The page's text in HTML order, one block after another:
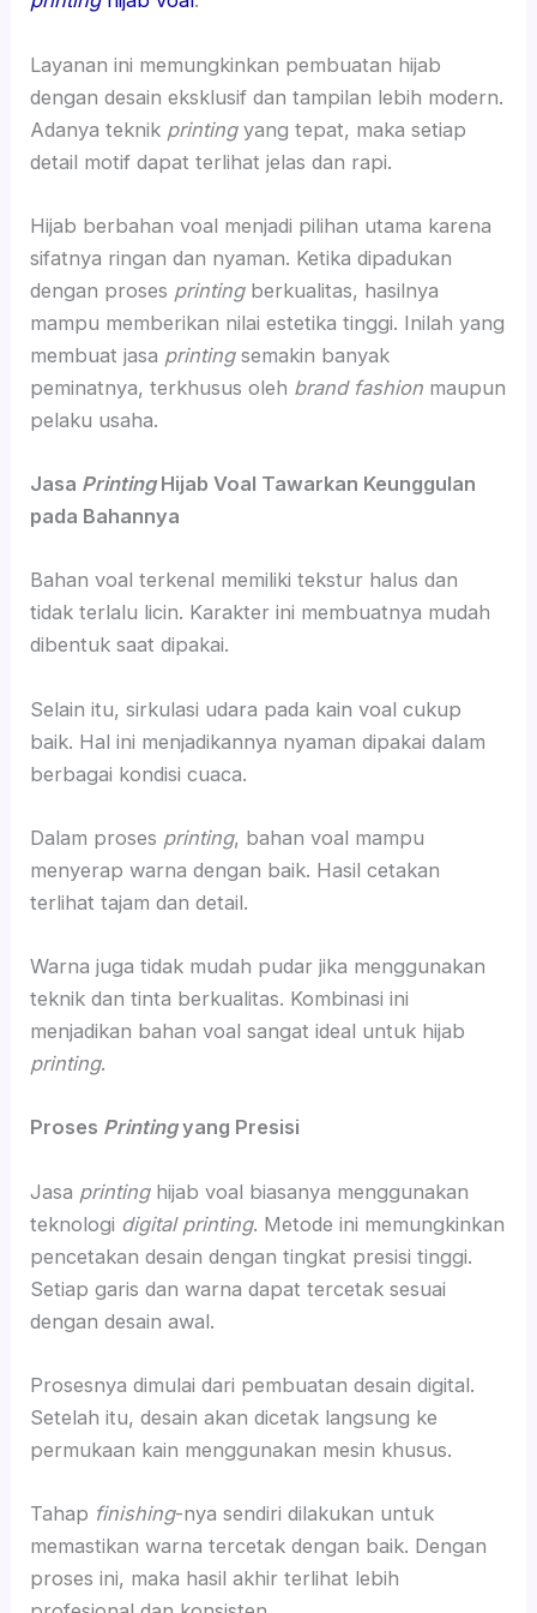
Layanan ini memungkinkan pembuatan hijab
dengan desain eksklusif dan tampilan lebih modern.
Adanya teknik printingyang tepat, maka setiap
detail motif dapat terlihat jelas dan rapi.
Hijab berbahan voal menjadi pilihan utama karena
sifatnya ringan dan nyaman. Ketika dipadukan
dengan proses printing berkualitas, hasilnya
mampu memberikan nilai estetika tinggi. Inilah yang
membuat jasa printingsemakin banyak
peminatnya, terkhusus oleh brand fashion maupun
pelaku usaha.
Jasa PrintingHijab Voal Tawarkan Keunggulan
pada Bahannya
Bahan voal terkenal memiliki tekstur halus dan
tidak terlalu licin. Karakter ini membuatnya mudah
dibentuk saat dipakai.
Selain itu, sirkulasi udara pada kain voal cukup
baik. Hal ini menjadikannya nyaman dipakai dalam
berbagai kondisi cuaca.
Dalam proses printing, bahan voal mampu
menyerap warna dengan baik. Hasil cetakan
terlihat tajam dan detail.
Warna juga tidak mudah pudar jika menggunakan
teknik dan tinta berkualitas. Kombinasi ini
menjadikan bahan voal sangat ideal untuk hijab
printing.
Proses Printingyang Presisi
Jasa printing hijab voal biasanya menggunakan
teknologi digital printing. Metode ini memungkinkan
pencetakan desain dengan tingkat presisi tinggi.
Setiap garis dan warna dapat tercetak sesuai
dengan desain awal.
Prosesnya dimulai dari pembuatan desain digital.
Setelah itu, desain akan dicetak langsung ke
permukaan kain menggunakan mesin khusus.
Tahap finishing-nya sendiri dilakukan untuk
memastikan warna tercetak dengan baik. Dengan
proses ini, maka hasil akhir terlihat lebih